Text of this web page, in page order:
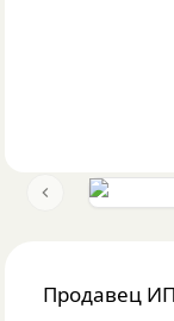
Previous slide
Продавец